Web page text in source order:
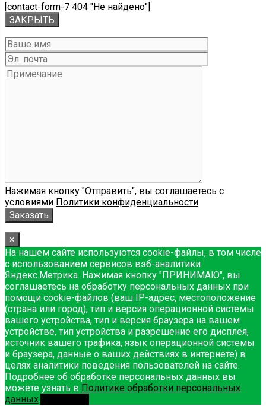
[contact-form-7 404 "Не найдено"]
ЗАКРЫТЬ
Нажимая кнопку "Отправить", вы соглашаетесь с
условиями Политики конфиденциальности.
×
На нашем сайте используются cookie-файлы, в том числе
с использованием сервисов вэб-аналитики
Яндекс.Метрика. Нажимая кнопку "ПРИНИМАЮ", вы
соглашаетесь на обработку персональных данных при
помощи cookie-файлов (ваш IP-адрес, местоположение
(страна или город), тип и версия операционной системы
вашего устройства, тип и версия браузера на вашем
устройстве, тип устройства и разрешение его дисплея,
источник вашего трафика, язык операционной системы
и браузера, данные о ваших действиях в интернете) в
целях аналитики поведения пользователей на сайте.
Подробнее об обработке персональных данных вы
можете узнать в Политике обработки персональных
данных.